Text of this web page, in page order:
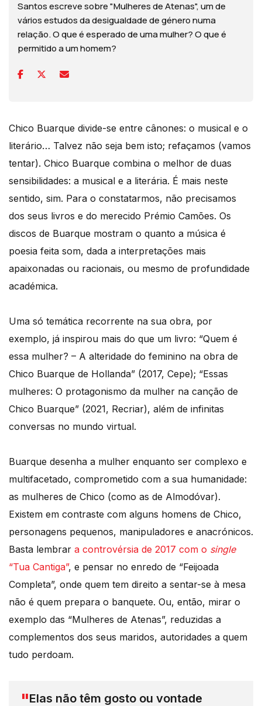
Santos escreve sobre "Mulheres de Atenas", um de
vários estudos da desigualdade de género numa
relação. O que é esperado de uma mulher? O que é
permitido a um homem?
Chico Buarque divide-se entre cânones: o musical e o
literário… Talvez não seja bem isto; refaçamos (vamos
tentar). Chico Buarque combina o melhor de duas
sensibilidades: a musical e a literária. É mais neste
sentido, sim. Para o constatarmos, não precisamos
dos seus livros e do merecido Prémio Camões. Os
discos de Buarque mostram o quanto a música é
poesia feita som, dada a interpretações mais
apaixonadas ou racionais, ou mesmo de profundidade
académica.
Uma só temática recorrente na sua obra, por
exemplo, já inspirou mais do que um livro: “Quem é
essa mulher? – A alteridade do feminino na obra de
Chico Buarque de Hollanda” (2017, Cepe); “Essas
mulheres: O protagonismo da mulher na canção de
Chico Buarque” (2021, Recriar), além de infinitas
conversas no mundo virtual.
Buarque desenha a mulher enquanto ser complexo e
multifacetado, comprometido com a sua humanidade:
as mulheres de Chico (como as de Almodóvar).
Existem em contraste com alguns homens de Chico,
personagens pequenos, manipuladores e anacrónicos.
Basta lembrar a controvérsia de 2017 com o single
“Tua Cantiga”, e pensar no enredo de “Feijoada
Completa”, onde quem tem direito a sentar-se à mesa
não é quem prepara o banquete. Ou, então, mirar o
exemplo das “Mulheres de Atenas”, reduzidas a
complementos dos seus maridos, autoridades a quem
tudo perdoam.
Elas não têm gosto ou vontade